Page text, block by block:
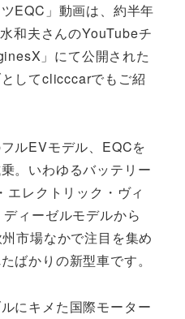
EQC」動画は、約半年
和夫さんのYouTubeチ
」にて公開された
してclicccarでもご紹
ルEVモデル、EQCを
。いわゆるバッテリー
レクトリック・ヴィ
ィーゼルモデルから
市場なかで注目を集め
ばかりの新型車です。
にキメた国際モーター